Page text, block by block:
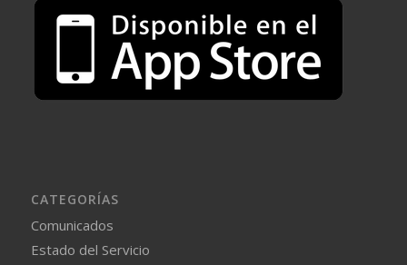
CATEGORÍAS
Comunicados
Estado del Servicio